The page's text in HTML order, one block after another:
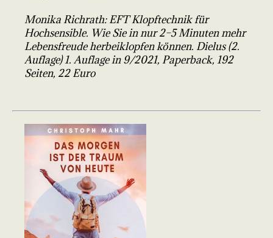
Monika Richrath: EFT Klopftechnik für
Hochsensible. Wie Sie in nur 2–5 Minuten mehr
Lebensfreude herbeiklopfen können. Dielus (2.
Auflage) 1. Auflage in 9/2021, Paperback, 192
Seiten, 22 Euro